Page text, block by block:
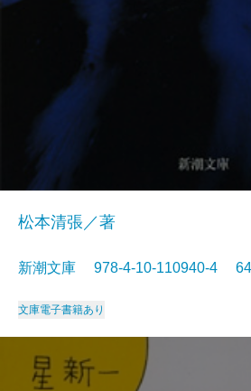
松本清張／著
新潮文庫 978-4-10-110940-4
文庫電子書籍あり